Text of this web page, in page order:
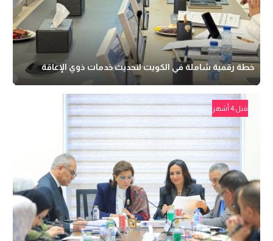
خطة رقمية شاملة في الكويت لتحديث خدمات ذوي الإعاقة
قبل 4 أشهر